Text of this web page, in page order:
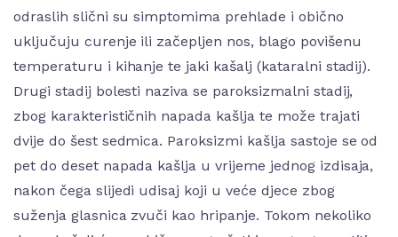
odraslih slični su simptomima prehlade i obično
uključuju curenje ili začepljen nos, blago povišenu
temperaturu i kihanje te jaki kašalj (kataralni stadij).
Drugi stadij bolesti naziva se paroksizmalni stadij,
zbog karakterističnih napada kašlja te može trajati
dvije do šest sedmica. Paroksizmi kašlja sastoje se od
pet do deset napada kašlja u vrijeme jednog izdisaja,
nakon čega slijedi udisaj koji u veće djece zbog
suženja glasnica zvuči kao hripanje. Tokom nekoliko